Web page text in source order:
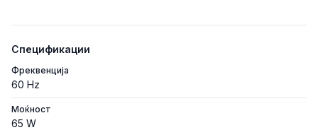
Спецификации
Фреквенција
60 Hz
Моќност
65 W